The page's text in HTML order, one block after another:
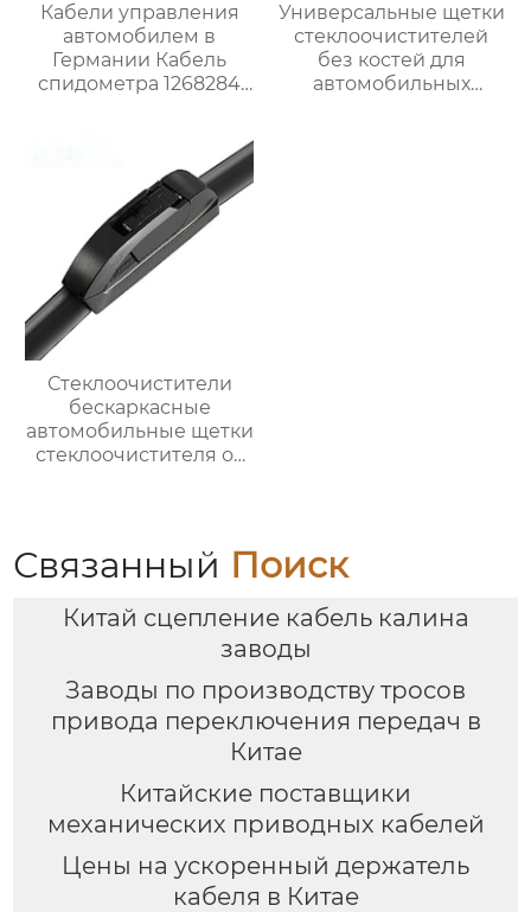
Кабели управления
автомобилем в
Германии Кабель
спидометра 1268284
Универсальные щетки
стеклоочистителей
без костей для
автомобильных
Стеклоочистители
бескаркасные
автомобильные щетки
стеклоочистителя от
Связанный Поиск
Китай сцепление кабель калина
заводы
Заводы по производству тросов
привода переключения передач в
Китае
Китайские поставщики
механических приводных кабелей
Цены на ускоренный держатель
кабеля в Китае